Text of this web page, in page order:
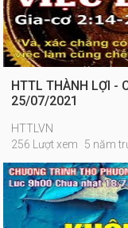
HTTL THÀNH LỢI -
25/07/2021
HTTLVN
256 Lượt xem
5 năm